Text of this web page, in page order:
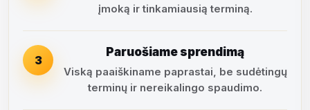
įmoką ir tinkamiausią terminą.
3
Paruošiame sprendimą
Viską paaiškiname paprastai, be sudėtingų
terminų ir nereikalingo spaudimo.